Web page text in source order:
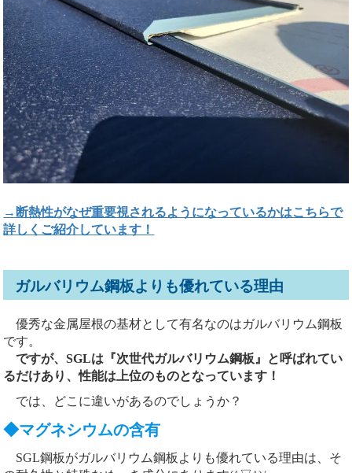
→断熱性がなぜ重要視されるようになっているかはこちらで
詳しくご紹介しています！
ガルバリウム鋼板よりも優れている理由
優秀な金属屋根の基材として有名なのはガルバリウム鋼板
です。
ですが、SGLは『次世代ガルバリウム鋼板』と呼ばれてい
るだけあり、性能は上位のものとなっています！
では、どこに違いがあるのでしょうか？
◆マグネシウムの含有
SGL鋼板がガルバリウム鋼板よりも優れている理由は、そ